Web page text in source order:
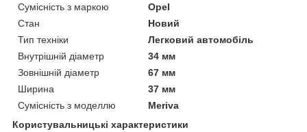
Сумісність з маркою
Opel
Стан
Новий
Тип техніки
Легковий автомобіль
Внутрішній діаметр
34 мм
Зовнішній діаметр
67 мм
Ширина
37 мм
Сумісність з моделлю
Meriva
Користувальницькі характеристики